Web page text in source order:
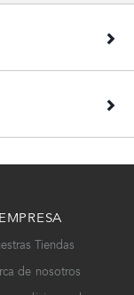
EMPRESA
Tiendas
de nosotros